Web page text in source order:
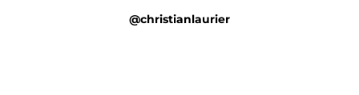
@christianlaurier